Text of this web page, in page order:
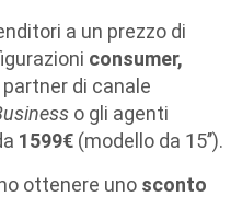
a un prezzo di
consumer,
di canale
o gli agenti
1599€ (modello da 15’’).
ottenere uno sconto